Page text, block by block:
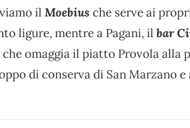
il Moebius che serve ai
ligure, mentre a Pagani, il bar
omaggia il piatto Provola
di conserva di San Marzano